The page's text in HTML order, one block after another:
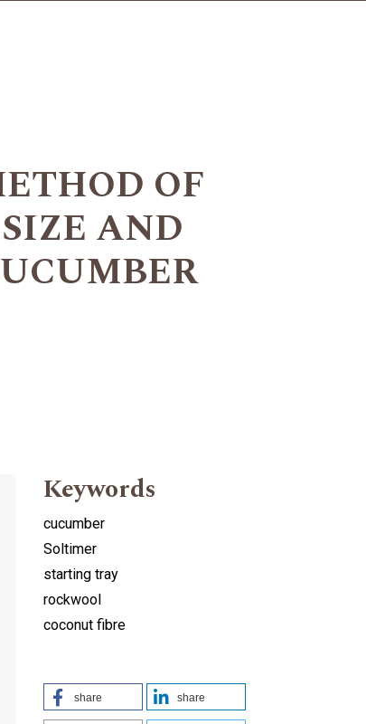
OF
AND
Keywords
cucumber
Soltimer
starting tray
rockwool
coconut fibre
share share